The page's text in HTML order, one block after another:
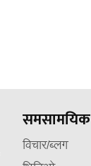
समसामयिक
विचार/ब्लग